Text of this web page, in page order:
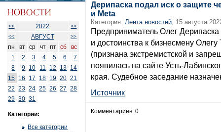
<< 2022
>>
<<
АВГУСТ >>
пн вт ср чт пт сб
вс
1
2 3 4 5 6
7
8
9 10 11 12 13 14
15 16 17 18 19 20 21
22
23 24 25 26 27
28
29 30 31
Категории:
Все категории
Дерипаска подал иск о защите
и Meta
Категория: Лента новостей, 15 августа
Предприниматель Олег Дерипаска
и достоинства к бизнесмену
(признана экстремистской и
появилась на сайте Усть-
края. Судебное заседание
Источник
Комментариев: 0